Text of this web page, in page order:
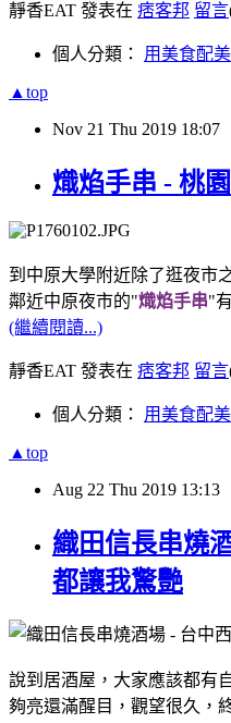
靜香EAT 發表在 痞客邦 留言
個人分類： 用美食配
▲top
Nov 21 Thu 2019 18:07
熾焰手串 - 桃
到中原大學附近除了逛夜市
鄰近中原夜市的"熾焰手串"
(繼續閱讀...)
靜香EAT 發表在 痞客邦 留言
個人分類： 用美食配
▲top
Aug 22 Thu 2019 13:13
織田信長串燒
都讓我驚艷
說到居酒屋，大家應該都有
夠亮還滿醒目， 觀望很久，